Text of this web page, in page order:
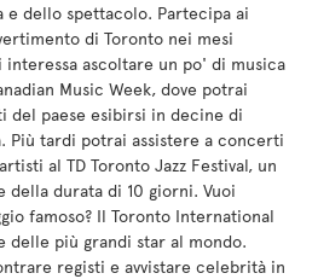
e dello spettacolo. Partecipa ai
di Toronto nei mesi
ascoltare un po' di musica
Music Week, dove potrai
del paese esibirsi in decine di
Più tardi potrai assistere a concerti
al TD Toronto Jazz Festival, un
della durata di 10 giorni. Vuoi
famoso? Il Toronto International
delle più grandi star al mondo.
registi e avvistare celebrità in